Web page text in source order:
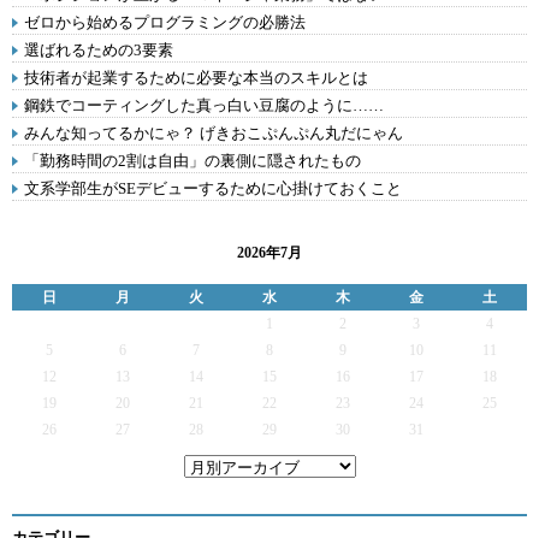
ゼロから始めるプログラミングの必勝法
選ばれるための3要素
技術者が起業するために必要な本当のスキルとは
鋼鉄でコーティングした真っ白い豆腐のように……
みんな知ってるかにゃ？ げきおこぷんぷん丸だにゃん
「勤務時間の2割は自由」の裏側に隠されたもの
文系学部生がSEデビューするために心掛けておくこと
2026年7月
日 月 火 水 木 金
土
2 3
4
5
6 7 9
12
13 14 15 16 17
19
20 21 22 23 24
25
26
27 28 29 30 31